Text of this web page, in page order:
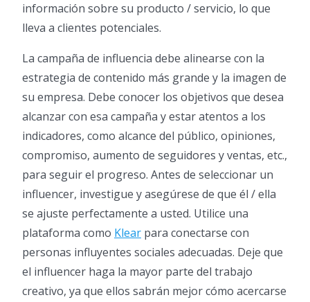
información sobre su producto / servicio, lo que
lleva a clientes potenciales.
La campaña de influencia debe alinearse con la
estrategia de contenido más grande y la imagen de
su empresa. Debe conocer los objetivos que desea
alcanzar con esa campaña y estar atentos a los
indicadores, como alcance del público, opiniones,
compromiso, aumento de seguidores y ventas, etc.,
para seguir el progreso. Antes de seleccionar un
influencer, investigue y asegúrese de que él / ella
se ajuste perfectamente a usted. Utilice una
plataforma como Klear para conectarse con
personas influyentes sociales adecuadas. Deje que
el influencer haga la mayor parte del trabajo
creativo, ya que ellos sabrán mejor cómo acercarse